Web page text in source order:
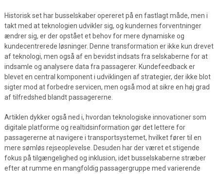
Historisk set har busselskaber opereret på en fastlagt måde, men i
takt med at teknologien udvikler sig, og kundernes forventninger
ændrer sig, er der opstået et behov for mere dynamiske og
kundecentrerede løsninger. Denne transformation er ikke kun drevet
af teknologi, men også af en bevidst indsats fra selskaberne for at
indsamle og analysere data fra passagerer. Kundefeedback er
blevet en central komponent i udviklingen af strategier, der ikke blot
sigter mod at forbedre servicen, men også mod at sikre en høj grad
af tilfredshed blandt passagererne.
Artiklen dykker også ned i, hvordan teknologiske innovationer som
digitale platforme og realtidsinformation gør det lettere for
passagererne at navigere i transportsystemet, hvilket fører til en
mere sømløs rejseoplevelse. Desuden har der været et stigende
fokus på tilgængelighed og inklusion, idet busselskaberne stræber
efter at rumme en mangfoldig passagergruppe med varierende